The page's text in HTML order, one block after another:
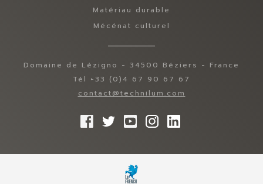
Matériau durable
Mécénat culturel
Domaine de Lézigno - 34500 Béziers - France
Tél +33 (0)4 67 90 67 67
contact@technilum.com